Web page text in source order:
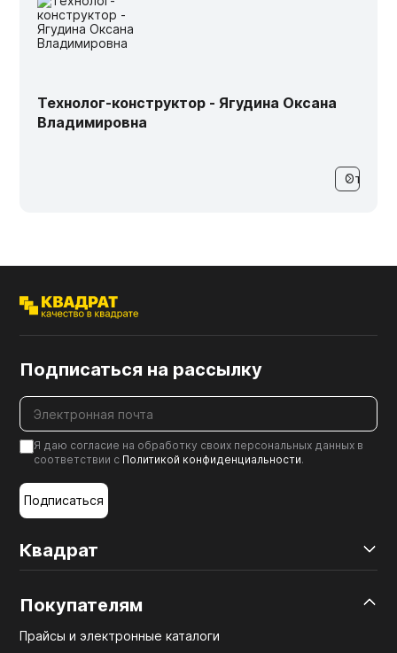
Технолог-конструктор - Ягудина Оксана
Владимировна
Квадрат
Покупателям
Прайсы и электронные каталоги
Подписаться на рассылку
Я даю согласие на обработку своих персональных данных в
соответствии с Политикой конфиденциальности.
Подписаться